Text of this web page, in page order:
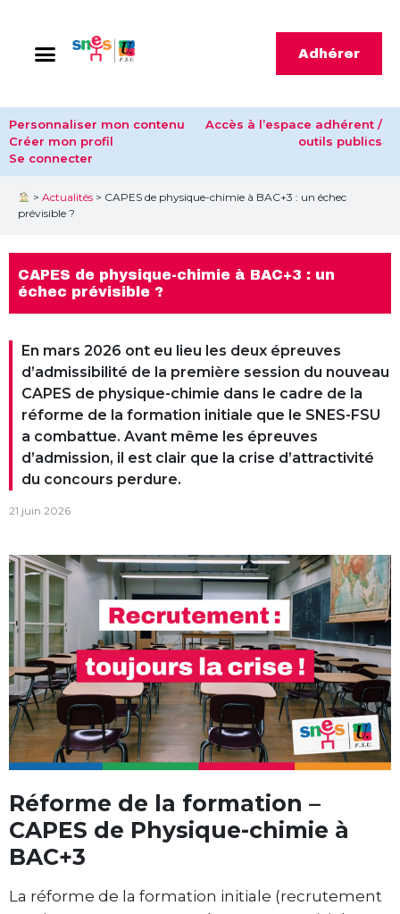
Adhérer
Personnaliser mon contenu
Créer mon profil
Se connecter
Accès à l’espace adhérent /
outils publics
> Actualités> CAPES de physique-chimie à BAC+3 : un échec
prévisible ?
CAPES de physique-chimie à BAC+3 : un
échec prévisible ?
En mars 2026 ont eu lieu les deux épreuves
d’admissibilité de la première session du nouveau
CAPES de physique-chimie dans le cadre de la
réforme de la formation initiale que le SNES-FSU
a combattue. Avant même les épreuves
d’admission, il est clair que la crise d’attractivité
du concours perdure.
21 juin 2026
Réforme de la formation –
CAPES de Physique-chimie à
BAC+3
La réforme de la formation initiale (recrutement